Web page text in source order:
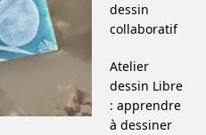
dessin
collaboratif
Atelier
dessin Libre
: apprendre
à dessiner